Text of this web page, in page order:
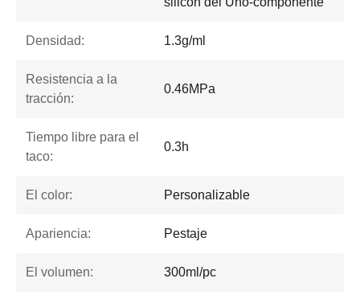
Densidad: 1.3g/ml
Resistencia a la
tracción:
0.46MPa
Tiempo libre para el
taco:
0.3h
El color: Personalizable
Apariencia: Pestaje
El volumen: 300ml/pc